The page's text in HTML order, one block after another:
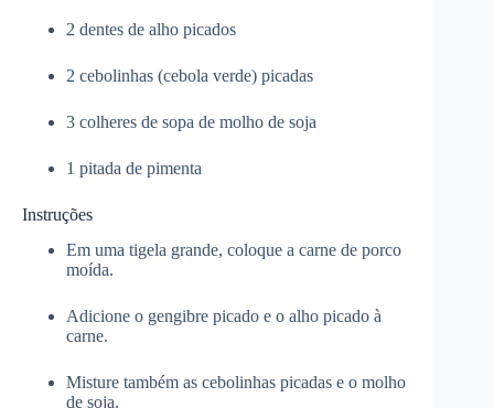
2 dentes de alho picados
2 cebolinhas (cebola verde) picadas
3 colheres de sopa de molho de soja
1 pitada de pimenta
Instruções
Em uma tigela grande, coloque a carne de porco
moída.
Adicione o gengibre picado e o alho picado à
carne.
Misture também as cebolinhas picadas e o molho
de soja.